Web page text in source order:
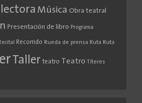
Música Obra teatral
Presentación de libro Programa
Recital Recorrido Rueda de prensa Ruta Ruta
Taller teatro Teatro Títeres